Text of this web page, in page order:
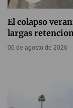
El colapso
largas
06 de agosto de 2026